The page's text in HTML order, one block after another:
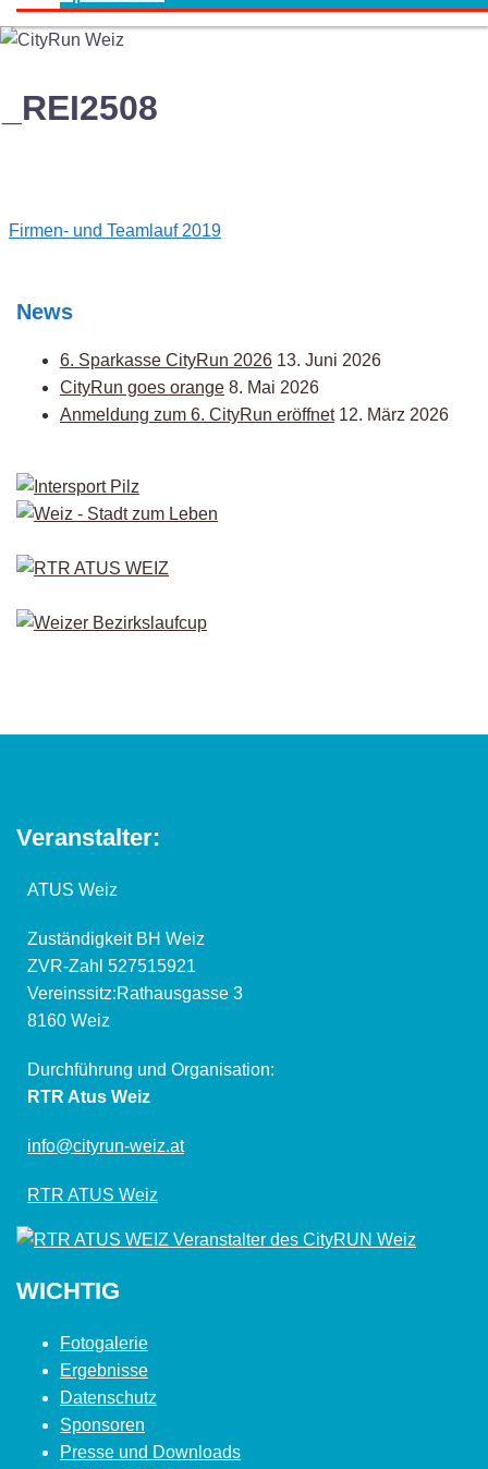
_REI2508
Post
Firmen- und Teamlauf 2019
News
6. Sparkasse CityRun 2026 13. Juni 2026
CityRun goes orange 8. Mai 2026
Anmeldung zum 6. CityRun eröffnet 12. März 2026
Veranstalter:
ATUS Weiz
Zuständigkeit BH Weiz
ZVR-Zahl 527515921
Vereinssitz:Rathausgasse 3
8160 Weiz
Durchführung und Organisation:
RTR Atus Weiz
info@cityrun-weiz.at
RTR ATUS Weiz
WICHTIG
Fotogalerie
Ergebnisse
Datenschutz
Sponsoren
Presse und Downloads